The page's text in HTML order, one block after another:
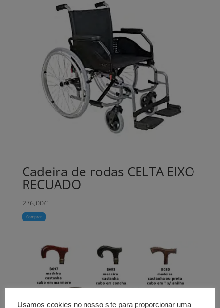
Cadeira de rodas CELTA EIXO
RECUADO
276,00€
Comprar
Usamos cookies no nosso site para proporcionar uma